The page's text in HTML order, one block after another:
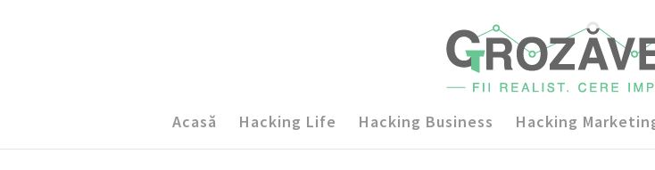
Acasă Hacking Life Hacking Business Hacking